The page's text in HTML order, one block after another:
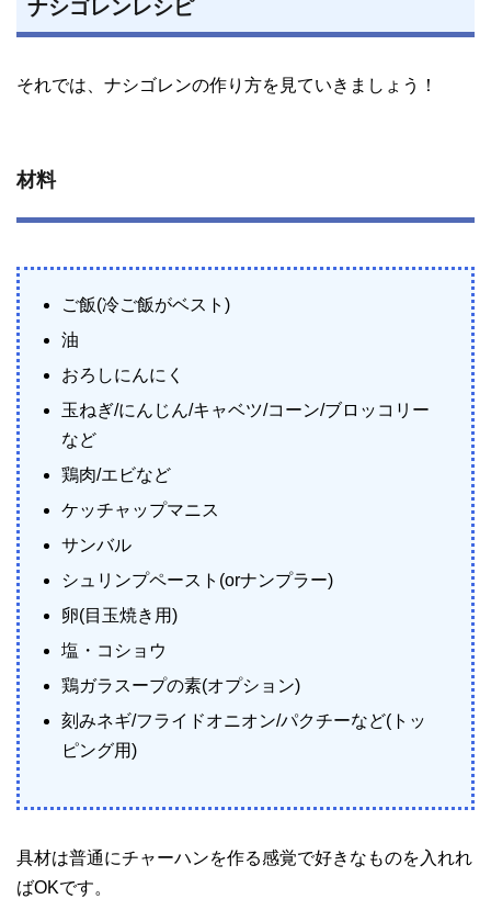
ナシゴレンレシピ
それでは、ナシゴレンの作り方を見ていきましょう！
材料
ご飯(冷ご飯がベスト)
油
おろしにんにく
玉ねぎ/にんじん/キャベツ/コーン/ブロッコリー
など
鶏肉/エビなど
ケッチャップマニス
サンバル
シュリンプペースト(orナンプラー)
卵(目玉焼き用)
塩・コショウ
鶏ガラスープの素(オプション)
刻みネギ/フライドオニオン/パクチーなど(トッ
ピング用)
具材は普通にチャーハンを作る感覚で好きなものを入れれ
ばOKです。